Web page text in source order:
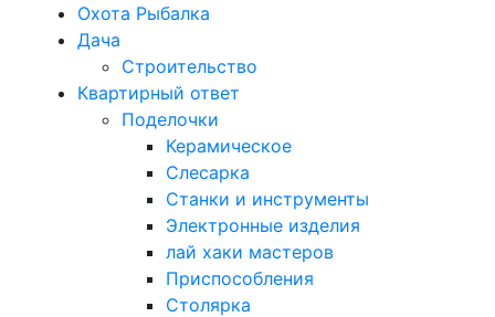
Охота Рыбалка
Дача
Строительство
Квартирный ответ
Поделочки
Керамическое
Слесарка
Станки и инструменты
Электронные изделия
лай хаки мастеров
Приспособления
Столярка